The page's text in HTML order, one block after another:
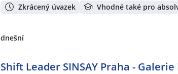
Zkrácený úvazek Vhodné také pro
dnešní
Shift Leader SINSAY Praha - Galerie